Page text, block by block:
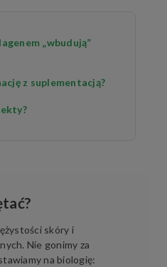
„wbudują”
z suplementacją?
skóry i
Nie gonimy za
na biologię: